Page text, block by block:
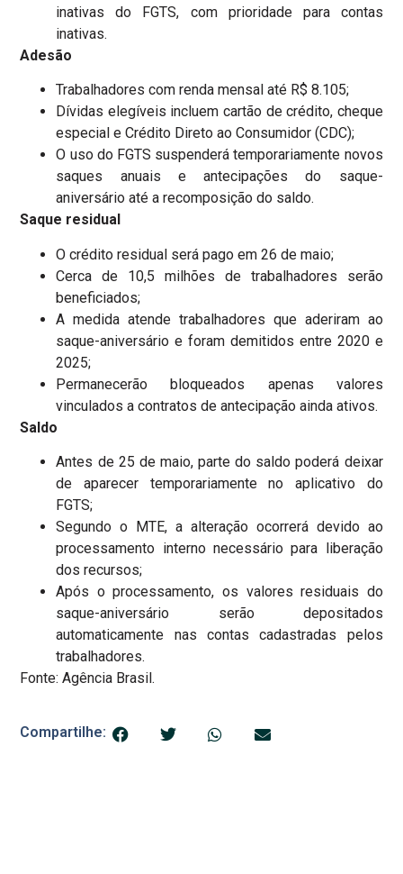
inativas do FGTS, com prioridade para contas
inativas.
Adesão
Trabalhadores com renda mensal até R$ 8.105;
Dívidas elegíveis incluem cartão de crédito, cheque
especial e Crédito Direto ao Consumidor (CDC);
O uso do FGTS suspenderá temporariamente novos
saques anuais e antecipações do saque-
aniversário até a recomposição do saldo.
Saque residual
O crédito residual será pago em 26 de maio;
Cerca de 10,5 milhões de trabalhadores serão
beneficiados;
A medida atende trabalhadores que aderiram ao
saque-aniversário e foram demitidos entre 2020 e
2025;
Permanecerão bloqueados apenas valores
vinculados a contratos de antecipação ainda ativos.
Saldo
Antes de 25 de maio, parte do saldo poderá deixar
de aparecer temporariamente no aplicativo do
FGTS;
Segundo o MTE, a alteração ocorrerá devido ao
processamento interno necessário para liberação
dos recursos;
Após o processamento, os valores residuais do
saque-aniversário serão depositados
automaticamente nas contas cadastradas pelos
trabalhadores.
Fonte: Agência Brasil.
Compartilhe: